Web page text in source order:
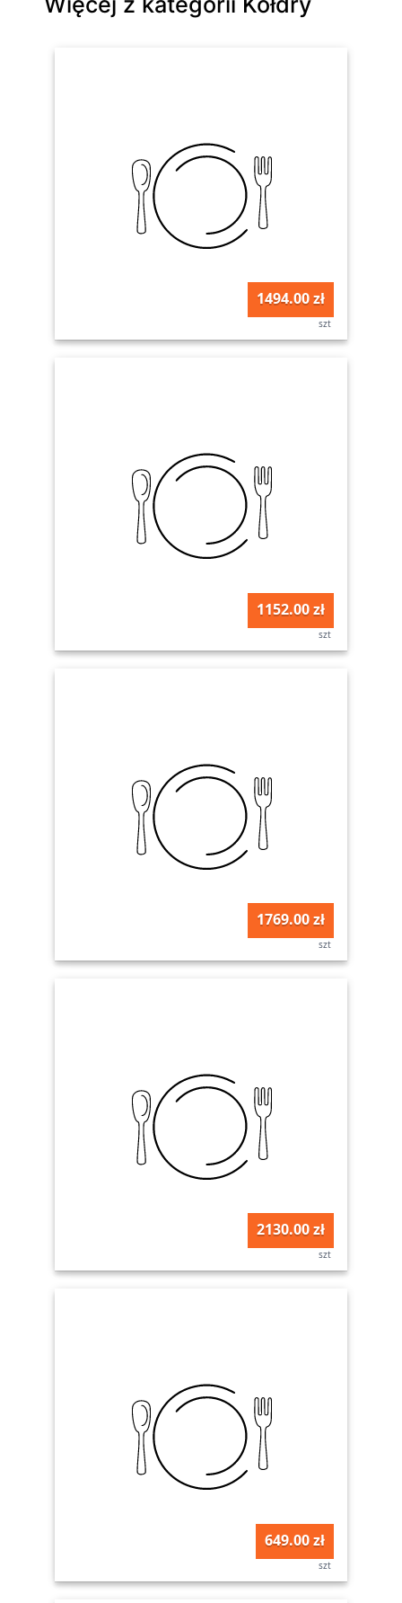
1494.00 zł
szt
1152.00 zł
szt
1769.00 zł
szt
2130.00 zł
szt
649.00 zł
szt